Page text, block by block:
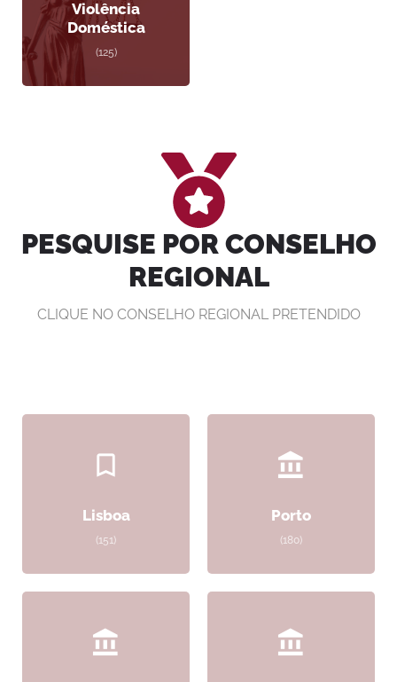
Violência
Doméstica
(125)
PESQUISE POR CONSELHO
REGIONAL
CLIQUE NO CONSELHO REGIONAL PRETENDIDO
Lisboa
(151)
Porto
(180)